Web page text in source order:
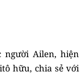
Ailen, hiện
hữu, chia sẻ với